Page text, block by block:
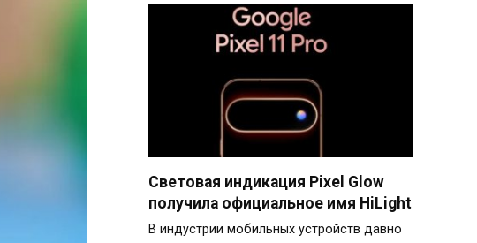
Световая индикация Pixel Glow
получила официальное имя HiLight
В индустрии мобильных устройств давно